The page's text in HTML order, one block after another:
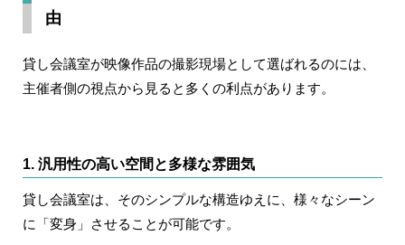
由
貸し会議室が映像作品の撮影現場として選ばれるのには、
主催者側の視点から見ると多くの利点があります。
1. 汎用性の高い空間と多様な雰囲気
貸し会議室は、そのシンプルな構造ゆえに、様々なシーン
に「変身」させることが可能です。